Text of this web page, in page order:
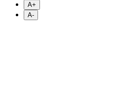
A+
A-